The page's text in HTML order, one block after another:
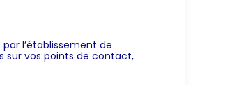
l’établissement de
sur vos points de contact,